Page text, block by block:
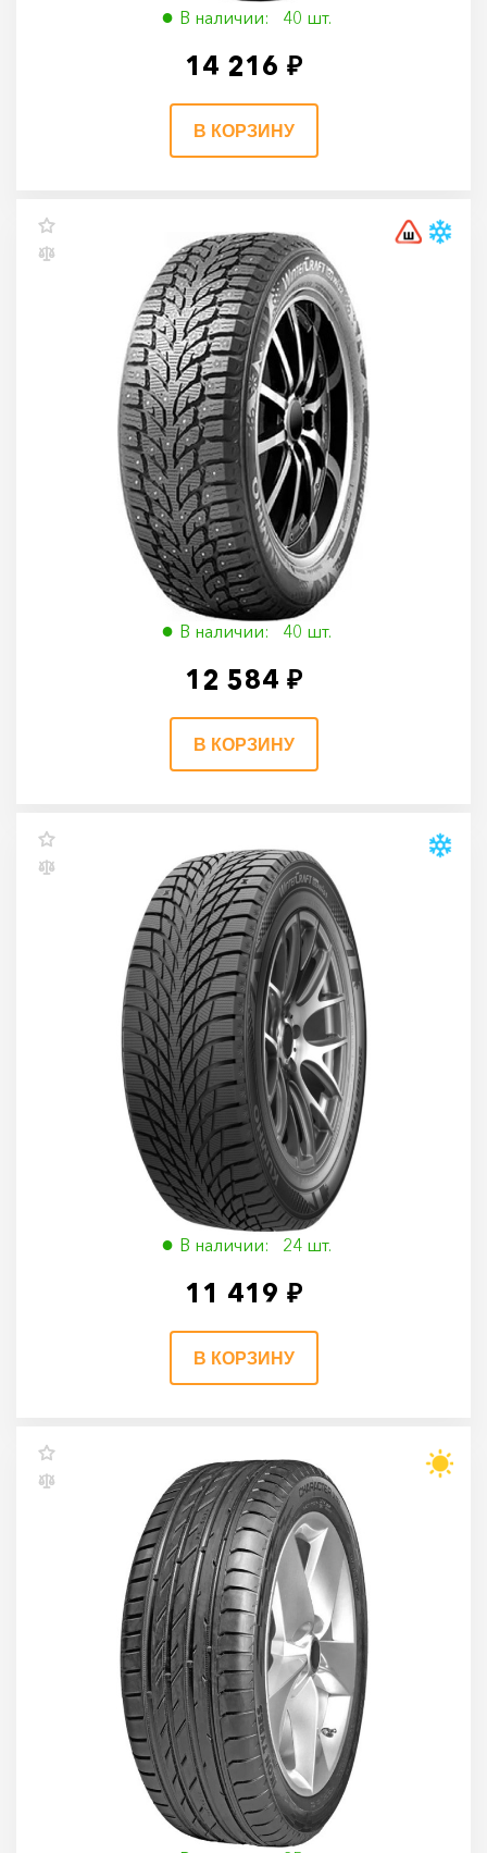
В наличии: 40 шт.
14 216 ₽
В КОРЗИНУ
Kumho WinterCraft Ice WI32 205/50 R17 93T
205/50 R17 93T
В наличии: 40 шт.
12 584 ₽
В КОРЗИНУ
Kumho WinterCraft Ice WI51 205/50 R17 93T
205/50 R17 93T
В наличии: 24 шт.
11 419 ₽
В КОРЗИНУ
Ikon Tyres Character Ultra 205/50 R17 93W
205/50 R17 93W